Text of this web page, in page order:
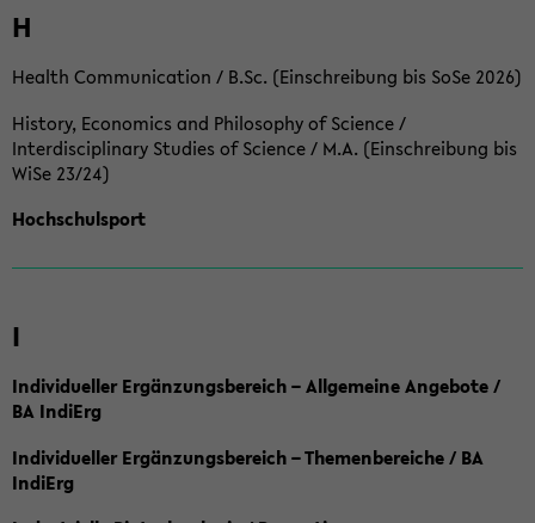
H
Health Communication / B.Sc. (Einschreibung bis SoSe 2026)
History, Economics and Philosophy of Science /
Interdisciplinary Studies of Science / M.A. (Einschreibung bis
WiSe 23/24)
Hochschulsport
I
Individueller Ergänzungsbereich – Allgemeine Angebote /
BA IndiErg
Individueller Ergänzungsbereich – Themenbereiche / BA
IndiErg